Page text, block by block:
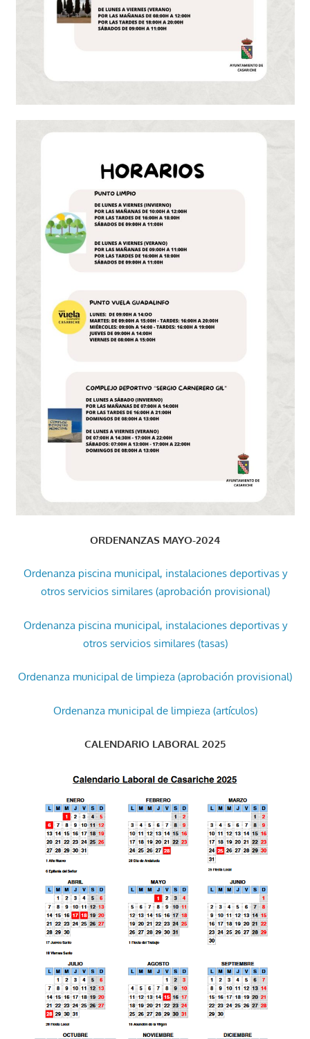
ORDENANZAS MAYO-2024
Ordenanza piscina municipal, instalaciones deportivas y
otros servicios similares (aprobación provisional)
Ordenanza piscina municipal, instalaciones deportivas y
otros servicios similares (tasas)
Ordenanza municipal de limpieza (aprobación provisional)
Ordenanza municipal de limpieza (artículos)
CALENDARIO LABORAL 2025